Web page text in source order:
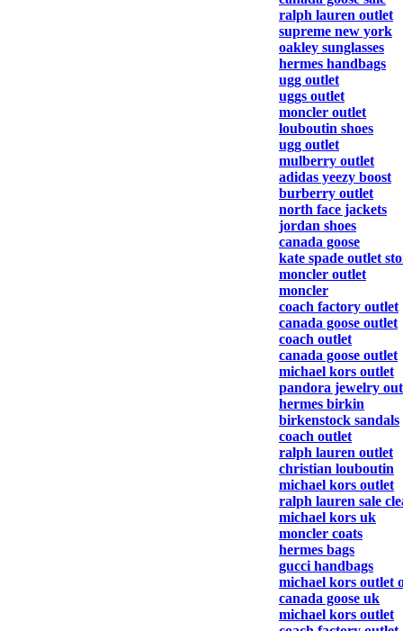
ralph lauren outlet
supreme new york
oakley sunglasses
hermes handbags
ugg outlet
uggs outlet
moncler outlet
louboutin shoes
ugg outlet
mulberry outlet
adidas yeezy boost
burberry outlet
north face jackets
jordan shoes
canada goose
kate spade outlet
moncler outlet
moncler
coach factory outlet
canada goose outlet
coach outlet
canada goose outlet
michael kors outlet
pandora jewelry
hermes birkin
birkenstock sandals
coach outlet
ralph lauren outlet
christian louboutin
michael kors outlet
ralph lauren sale
michael kors uk
moncler coats
hermes bags
gucci handbags
michael kors outlet
canada goose uk
michael kors outlet